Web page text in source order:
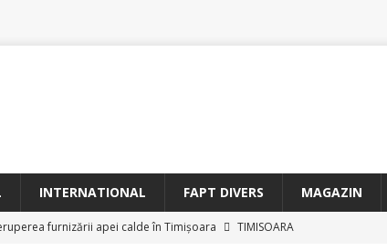
INTERNATIONAL FAPT DIVERS MAGAZIN
furnizării apei calde în Timișoara
TIMISOARA